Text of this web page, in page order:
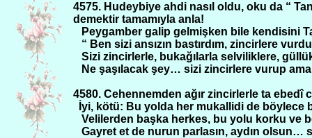
4575. Hudeybiye ahdi nasıl oldu, oku da “
demektir tamamıyla anla!
Peygamber galip gelmişken bile kendisini
“ Ben sizi ansızın bastırdım, zincirlere
Sizi zincirlerle, bukağılarla selviliklere,
Ne şaşılacak şey… sizi zincirlere vurup
4580. Cehennemden ağır zincirlerle ta
İyi, kötü: Bu yolda her mukallidi de böylece
Velilerden başka herkes, bu yolu korku ve
Gayret et de nurun parlasın, aydın olsun…